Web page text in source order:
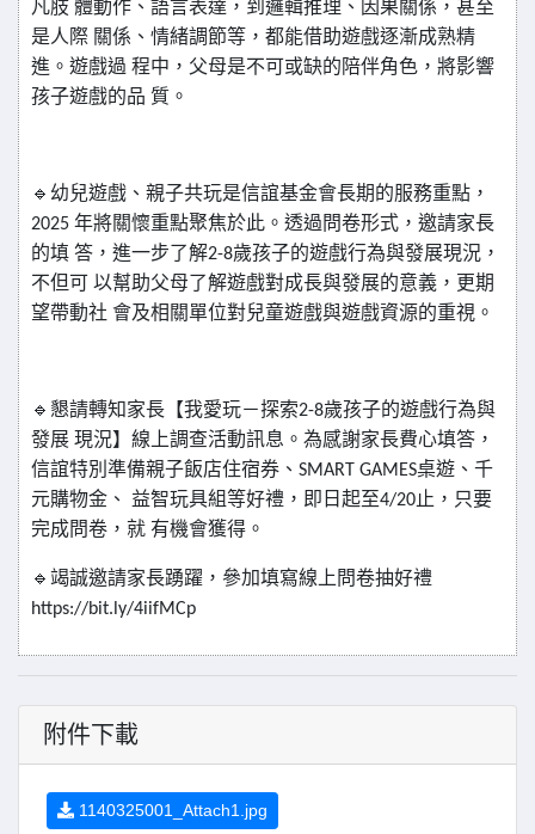
凡肢 體動作、語言表達，到邏輯推理、因果關係，甚至
是人際 關係、情緒調節等，都能借助遊戲逐漸成熟精
進。遊戲過 程中，父母是不可或缺的陪伴角色，將影響
孩子遊戲的品 質。
🔹 幼兒遊戲、親子共玩是信誼基金會長期的服務重點，
2025 年將關懷重點聚焦於此。透過問卷形式，邀請家長
的填 答，進一步了解2-8歲孩子的遊戲行為與發展現況，
不但可
以幫助父母了解遊戲對成長與發展的意義，更期
望帶動社 會及相關單位對兒童遊戲與遊戲資源的重視。
🔹 懇請轉知家長【我愛玩－探索2-8歲孩子的遊戲行為與
發展 現況】線上調查活動訊息。為感謝家長費心填答，
信誼特別準備親子飯店住宿券、 SMART GAMES桌遊、千
元購物金、
益智玩具組等好禮，即日起至4/20止，只要
完成問卷，就 有機會獲得。
🔹 竭誠邀請家長踴躍，參加填寫線上問卷抽好禮
https://bit.ly/4iifMCp
附件下載
1140325001_Attach1.jpg